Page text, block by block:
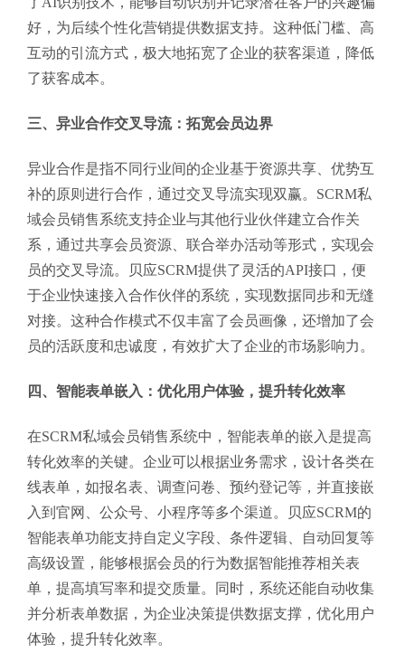
好，为后续个性化营销提供数据支持。这种低门槛、高
互动的引流方式，极大地拓宽了企业的获客渠道，降低
了获客成本。
三、异业合作交叉导流：拓宽会员边界
异业合作是指不同行业间的企业基于资源共享、优势互
补的原则进行合作，通过交叉导流实现双赢。SCRM私
域会员销售系统支持企业与其他行业伙伴建立合作关
系，通过共享会员资源、联合举办活动等形式，实现会
员的交叉导流。贝应SCRM提供了灵活的API接口，便
于企业快速接入合作伙伴的系统，实现数据同步和无缝
对接。这种合作模式不仅丰富了会员画像，还增加了会
员的活跃度和忠诚度，有效扩大了企业的市场影响力。
四、智能表单嵌入：优化用户体验，提升转化效率
在SCRM私域会员销售系统中，智能表单的嵌入是提高
转化效率的关键。企业可以根据业务需求，设计各类在
线表单，如报名表、调查问卷、预约登记等，并直接嵌
入到官网、公众号、小程序等多个渠道。贝应SCRM的
智能表单功能支持自定义字段、条件逻辑、自动回复等
高级设置，能够根据会员的行为数据智能推荐相关表
单，提高填写率和提交质量。同时，系统还能自动收集
并分析表单数据，为企业决策提供数据支撑，优化用户
体验，提升转化效率。